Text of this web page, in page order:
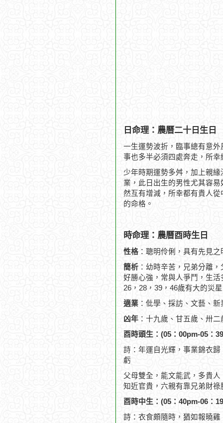
日命理：農曆二十日生日
一生運勢波折，臨事總有意
事也多半必須四處奔走，所
少年時期運勢多舛，加上親
業，此日出生的男性尤其容
然互有增減，所幸都有貴人
的命格。
時命理：農曆酉時生日
性格 ：聰明伶俐，具有先見
簡析 ：幼時辛苦，兄弟分離
好勝心強，常與人爭鬥，生
26，28，39，46歲有大的災
適業 ：仳學、採訪、文藝、
凶年 ：十九歲、甘五歲、卅
酉時頭生：(05：00pm-05：
詩：年運自光輝，事業錦衣
虧
父母雙全，能文能武，多貴
知近官貴，六親有靠兄弟財祿
酉時中生：(05：40pm-06：
詩：衣食頗隨時，猶如報曉